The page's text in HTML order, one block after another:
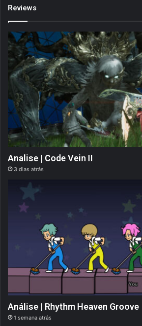
Reviews
Analise | Code Vein II
3 dias atrás
Análise | Rhythm Heaven Groove
1 semana atrás